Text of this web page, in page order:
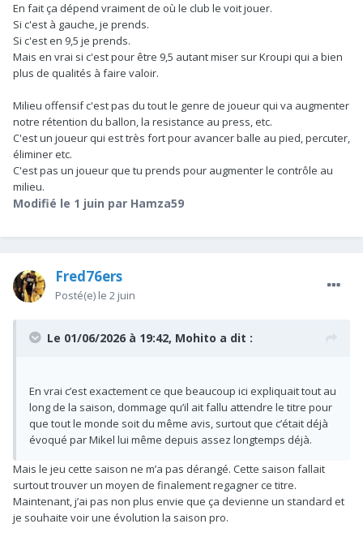
Première source vraiment fiable qui confirme qu'on a un
intérêt réel pour Rogers, j'aime bien le joueur mais j'ai encore
des réserves sur son profil et si ça peut fonctionner chez
nous
En fait ça dépend vraiment de où le club le voit jouer.
Si c'est à gauche, je prends.
Si c'est en 9,5 je prends.
Mais en vrai si c'est pour être 9,5 autant miser sur Kroupi qui a bien
plus de qualités à faire valoir.
Milieu offensif c'est pas du tout le genre de joueur qui va augmenter
notre rétention du ballon, la resistance au press, etc.
C'est un joueur qui est très fort pour avancer balle au pied, percuter,
éliminer etc.
C'est pas un joueur que tu prends pour augmenter le contrôle au
milieu.
Modifié le 1 juin par Hamza59
Fred76ers
Posté(e) le 2 juin
Le 01/06/2026 à 19:42, Mohito a dit :
En vrai c’est exactement ce que beaucoup ici expliquait tout au
long de la saison, dommage qu’il ait fallu attendre le titre pour
que tout le monde soit du même avis, surtout que c’était déjà
évoqué par Mikel lui même depuis assez longtemps déjà.
Mais le jeu cette saison ne m’a pas dérangé. Cette saison fallait
surtout trouver un moyen de finalement regagner ce titre.
Maintenant, j’ai pas non plus envie que ça devienne un standard et
je souhaite voir une évolution la saison pro.